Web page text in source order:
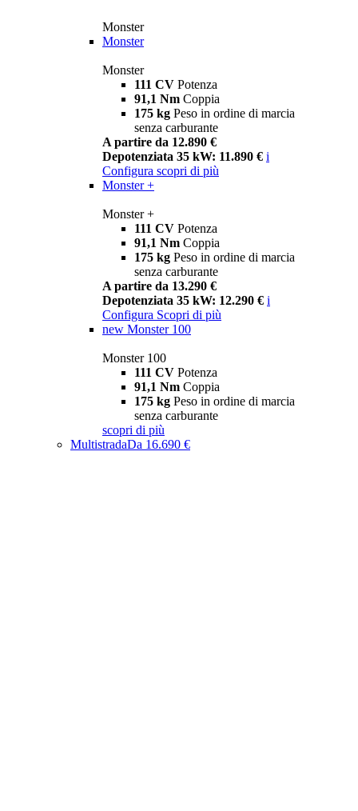
Monster
Monster
Monster
111 CV Potenza
91,1 Nm Coppia
175 kg Peso in ordine di marcia
senza carburante
A partire da 12.890 €
Depotenziata 35 kW: 11.890 € i
Configura scopri di più
Monster +
Monster +
111 CV Potenza
91,1 Nm Coppia
175 kg Peso in ordine di marcia
senza carburante
A partire da 13.290 €
Depotenziata 35 kW: 12.290 € i
Configura Scopri di più
new Monster 100
Monster 100
111 CV Potenza
91,1 Nm Coppia
175 kg Peso in ordine di marcia
senza carburante
scopri di più
MultistradaDa 16.690 €